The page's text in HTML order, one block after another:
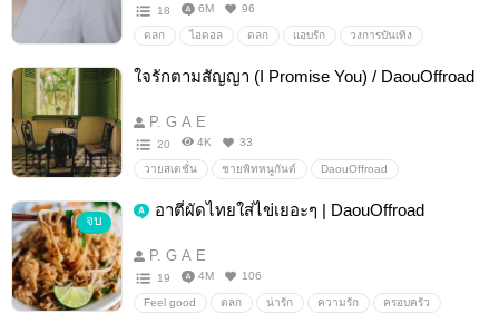
18 6M 96
ตลก ไอดอล ตลก แอบรัก วงการบันเทิง
คนดัง สวยน่ารัก ต้าห์อู๋ออฟโรด DaouOffroad
ใจรักตามสัญญา (I Promise You) / DaouOffroad
P. G A E
20 4K 33
วายสเตชั่น ชายพิทหนูกันต์ DaouOffroad
จบ
อาตี๋ผัดไทยใส่ไข่เยอะๆ | DaouOffroad
P. G A E
19 4M 106
Feel good ตลก น่ารัก ความรัก ครอบครัว